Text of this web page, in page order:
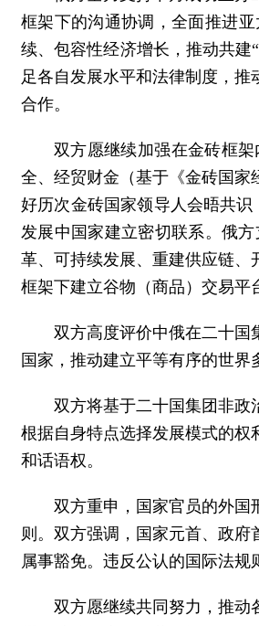
框架下的沟通协调，全面推进
续、包容性经济增长，推动共建
足各自发展水平和法律制度，
合作。
双方愿继续加强在金砖框
全、经贸财金（基于《金砖国
好历次金砖国家领导人会晤共
发展中国家建立密切联系。俄
革、可持续发展、重建供应链
框架下建立谷物（商品）交易平
双方高度评价中俄在二十国
国家，推动建立平等有序的世
双方将基于二十国集团非政
根据自身特点选择发展模式的
和话语权。
双方重申，国家官员的外国
则。双方强调，国家元首、政
属事豁免。违反公认的国际法
双方愿继续共同努力，推动